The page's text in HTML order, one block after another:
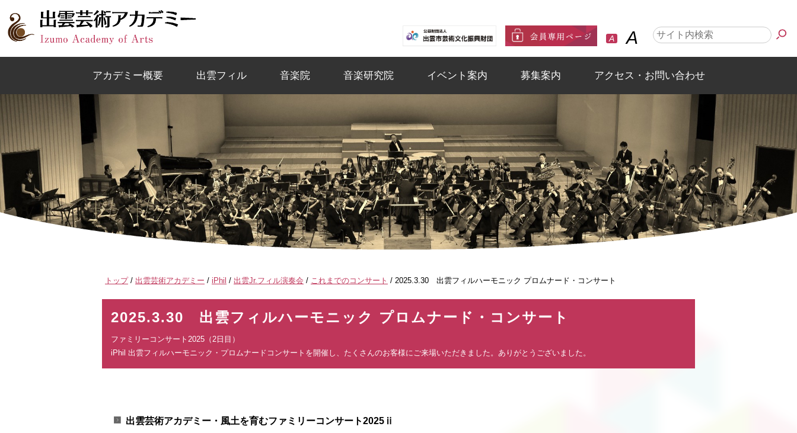
A A
アカデミー概要 出雲フィル 音楽院 音楽研究院 イベント案内 募集案内 アクセス・お問い合わせ
現
位
置：
トップ/ 出雲芸術アカデミー / iPhil / 出雲Jr.フィル演奏会 / これまでのコンサート / 2025.3.30 出雲フィルハーモニック プロムナード・コンサート
2025.3.30 出雲フィルハーモニック プロムナード・コンサート
ファミリーコンサート2025（2日目）
iPhil 出雲フィルハーモニック・プロムナードコンサートを開催し、たくさんのお客様にご来場いただきました。ありがとうございました。
出雲芸術アカデミー・風土を育むファミリーコンサート2025ⅱ